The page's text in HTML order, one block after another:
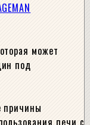
может
под
причины
печи с